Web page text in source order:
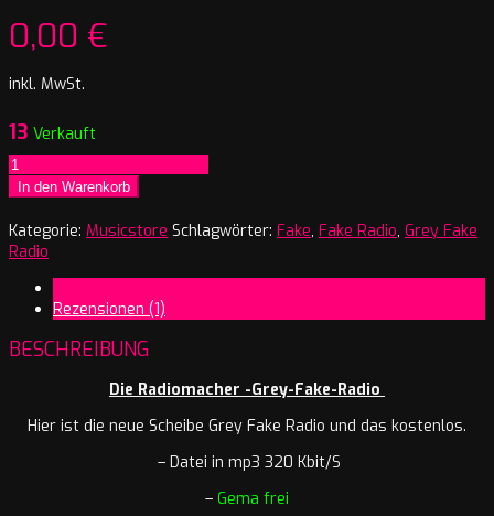
0,00 €
inkl. MwSt.
13 Verkauft
Die
Radiomacher
-
Grey
Fake
Menge
In den Warenkorb
Kategorie: Musicstore Schlagwörter: Fake, Fake Radio, Grey Fake
Radio
Rezensionen (1)
BESCHREIBUNG
Die Radiomacher -Grey-Fake-Radio
Hier ist die neue Scheibe Grey Fake Radio und das kostenlos.
– Datei in mp3 320 Kbit/S
– Gema frei